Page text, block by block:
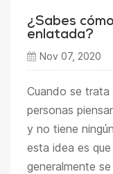
¿Sabes
enlatada?
Nov 07, 2020
Cuando se trata
personas
y no tiene
esta idea es
generalmente